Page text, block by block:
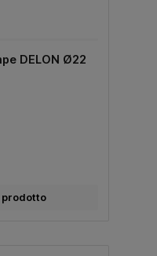
DELON Ø22
prodotto